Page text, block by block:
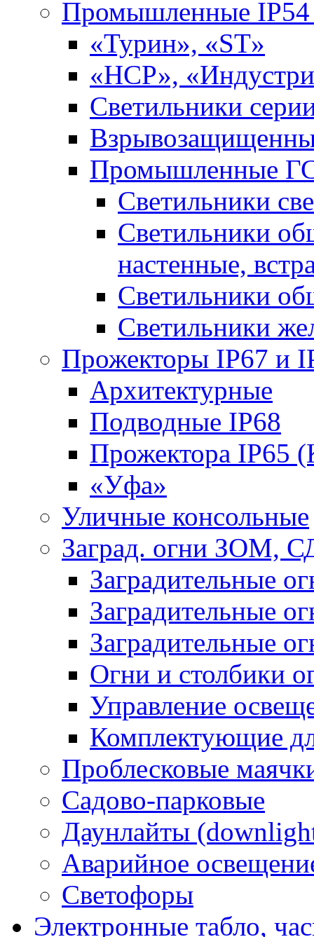
Промышленные IP54
«Турин», «ST»
«НСР»,
Светильники
Промышленные
Светильники
Светильники
настенные,
Светильники
Светильники
Прожекторы IP67 и
Архитектурные
Подводные IP68
Прожектора IP65
«Уфа»
Уличные консольные
Заград. огни ЗОМ,
Заградительные
Заградительные
Заградительные
Огни и столбики
Управление
Комплектующие
Проблесковые
Садово-парковые
Даунлайты
Аварийное
Светофоры
Электронные табло,